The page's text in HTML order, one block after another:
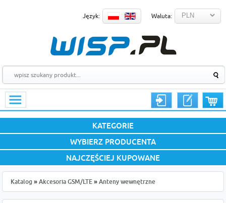
Język: Waluta:
KATEGORIE
WYBIERZ PRODUCENTA
NAJCZĘŚCIEJ KUPOWANE
Katalog » Akcesoria GSM/LTE » Anteny wewnętrzne